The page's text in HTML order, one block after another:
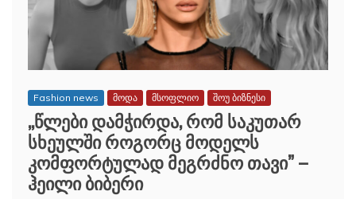
Fashion news მოდა მსოფლიო შოუ ბიზნესი
,,წლები დამჭირდა, რომ საკუთარ
სხეულში როგორც მოდელს
კომფორტულად მეგრძნო თავი” –
ჰეილი ბიბერი